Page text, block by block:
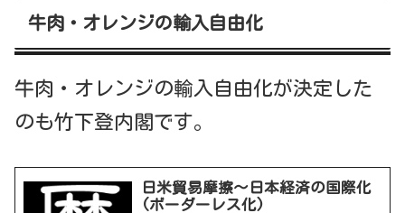
牛肉・オレンジの輸入自由化
牛肉・オレンジの輸入自由化が決定した
のも竹下登内閣です。
日米貿易摩擦～日本経済の国際化
(ボーダーレス化)